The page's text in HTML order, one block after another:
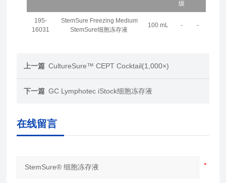
级
195-
16031
StemSure Freezing Medium
StemSure细胞冻存液
100 mL - -
上一篇 CultureSure™ CEPT Cocktail(1,000×)
下一篇 GC Lymphotec iStock细胞冻存液
在线留言